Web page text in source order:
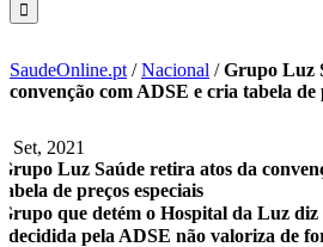
SaudeOnline.pt /Nacional /Grupo Luz
convenção com ADSE e cria tabela de
1 Set, 2021
Grupo Luz Saúde retira atos da
tabela de preços especiais
Grupo que detém o Hospital da Luz diz
“decidida pela ADSE não valoriza de